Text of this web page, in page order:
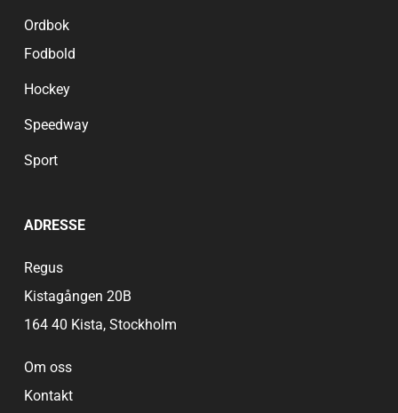
Ordbok
Fodbold
Hockey
Speedway
Sport
ADRESSE
Regus
Kistagången 20B
164 40 Kista, Stockholm
Om oss
Kontakt